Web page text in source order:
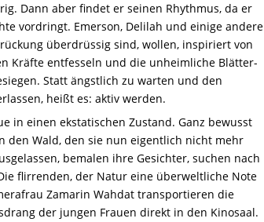
Dann aber findet er seinen Rhythmus, da er
vordringt. Emerson, Delilah und einige andere
überdrüssig sind, wollen, inspiriert von
Kräfte entfesseln und die unheimliche Blätter-
Statt ängstlich zu warten und den
heißt es: aktiv werden.
in einen ekstatischen Zustand. Ganz bewusst
den Wald, den sie nun eigentlich nicht mehr
bemalen ihre Gesichter, suchen nach
flirrenden, der Natur eine überweltliche Note
Zamarin Wahdat transportieren die
der jungen Frauen direkt in den Kinosaal.